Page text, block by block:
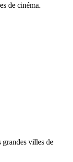
de cinéma.
grandes villes de